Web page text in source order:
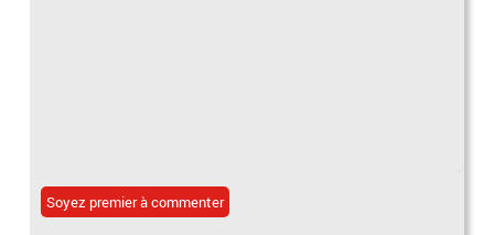
Soyez premier à commenter